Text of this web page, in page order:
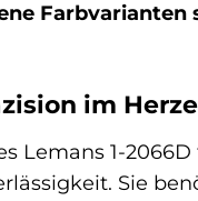
Farbvarianten
im
Lemans 1-
Sie